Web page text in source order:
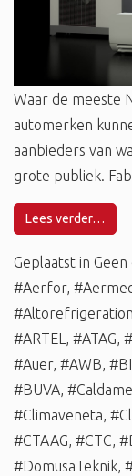
Waar de meeste
automerken
aanbieders van
grote publiek.
Lees verder…
Geplaatst in
#Aerfor,
#Altorefrigeration
#ARTEL , #ATAG,
#Auer, #AWB,
#BUVA,
#Climaveneta,
#CTAAG, #CTC,
#DomusaTeknik,